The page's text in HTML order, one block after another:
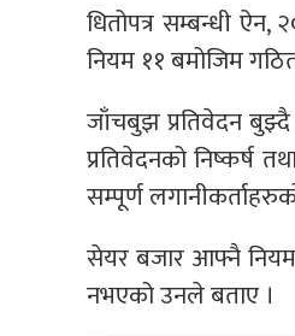
धितोपत्र सम्बन्धी
नियम ११ बमोजिम
जाँचबुझ प्रतिवेदन
प्रतिवेदनको निष्कर्ष
सम्पूर्ण
सेयर बजार आफ्नै
नभएको उनले बताए ।